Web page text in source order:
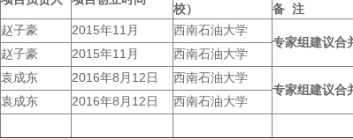
校）
备 注
赵子豪 2015年11月
西南石油大学
专家组建议合
赵子豪 2015年11月
西南石油大学
袁成东 2016年8月12日
西南石油大学
专家组建议合
袁成东 2016年8月12日
西南石油大学